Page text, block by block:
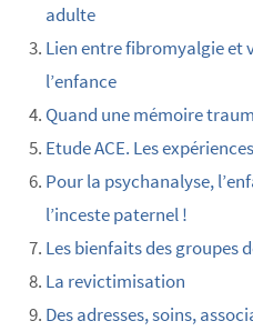
adulte
Lien entre fibromyalgie et
l’enfance
Quand une mémoire
Etude ACE. Les
Pour la psychanalyse,
l’inceste paternel !
Les bienfaits des groupes
La revictimisation
Des adresses, soins,